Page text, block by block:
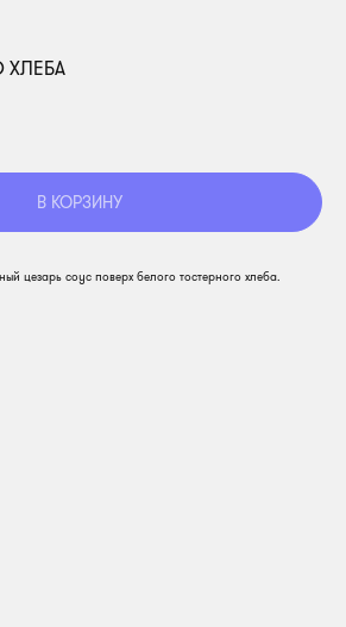
ХЛЕБА
В КОРЗИНУ
цезарь соус поверх белого тостерного хлеба.